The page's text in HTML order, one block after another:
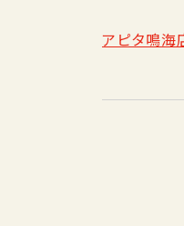
アピタ鳴海